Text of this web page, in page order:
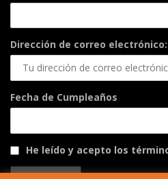
Dirección de correo electrónico:
Fecha de Cumpleaños
He leído y acepto los